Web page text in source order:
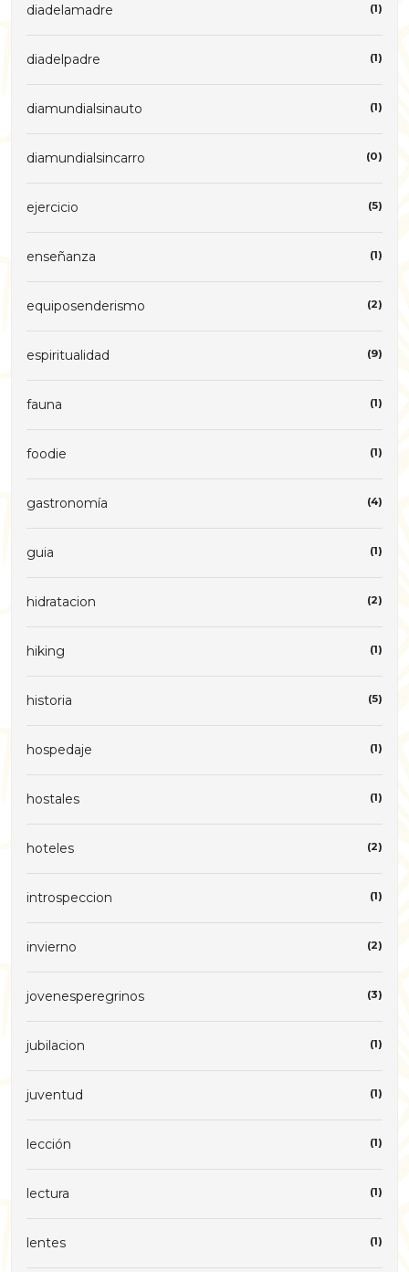
diadelamadre (1)
diadelpadre (1)
diamundialsinauto (1)
diamundialsincarro (0)
ejercicio (5)
enseñanza (1)
equiposenderismo (2)
espiritualidad (9)
fauna (1)
foodie (1)
gastronomía (4)
guia (1)
hidratacion (2)
hiking (1)
historia (5)
hospedaje (1)
hostales (1)
hoteles (2)
introspeccion (1)
invierno (2)
jovenesperegrinos (3)
jubilacion (1)
juventud (1)
lección (1)
lectura (1)
lentes (1)